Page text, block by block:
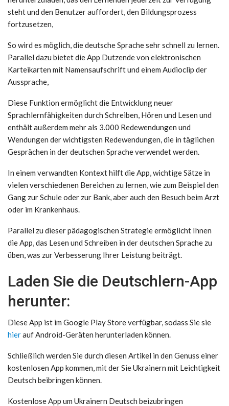
steht und den Benutzer auffordert, den Bildungsprozess
fortzusetzen,
So wird es möglich, die deutsche Sprache sehr schnell zu lernen.
Parallel dazu bietet die App Dutzende von elektronischen
Karteikarten mit Namensaufschrift und einem Audioclip der
Aussprache,
Diese Funktion ermöglicht die Entwicklung neuer
Sprachlernfähigkeiten durch Schreiben, Hören und Lesen und
enthält außerdem mehr als 3.000 Redewendungen und
Wendungen der wichtigsten Redewendungen, die in täglichen
Gesprächen in der deutschen Sprache verwendet werden.
In einem verwandten Kontext hilft die App, wichtige Sätze in
vielen verschiedenen Bereichen zu lernen, wie zum Beispiel den
Gang zur Schule oder zur Bank, aber auch den Besuch beim Arzt
oder im Krankenhaus.
Parallel zu dieser pädagogischen Strategie ermöglicht Ihnen
die App, das Lesen und Schreiben in der deutschen Sprache zu
üben, was zur Verbesserung Ihrer Leistung beiträgt.
Laden Sie die Deutschlern-App
herunter:
Diese App ist im Google Play Store verfügbar, sodass Sie sie
hierauf Android-Geräten herunterladen können.
Schließlich werden Sie durch diesen Artikel in den Genuss einer
kostenlosen App kommen, mit der Sie Ukrainern mit Leichtigkeit
Deutsch beibringen können.
Kostenlose App um Ukrainern Deutsch beizubringen